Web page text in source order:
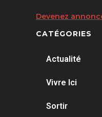
Devenez
CATÉGORIES
Actualité
Vivre Ici
Sortir